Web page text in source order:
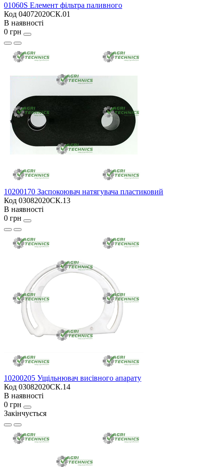
01060S Елемент фільтра паливного
Код 04072020СК.01
В наявності
0 грн
10200170 Заспокоювач натягувача пластиковий
Код 03082020СК.13
В наявності
0 грн
10200205 Ущільнювач висівного апарату
Код 03082020СК.14
В наявності
0 грн
Закінчується